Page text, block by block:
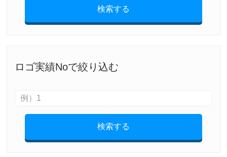
検索する
ロゴ実績Noで絞り込む
検索する